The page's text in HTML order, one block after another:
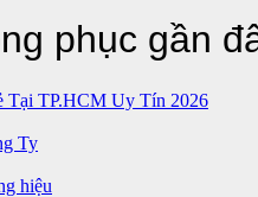
phục gần
Tại TP.HCM Uy Tín 2026
Ty
hiệu